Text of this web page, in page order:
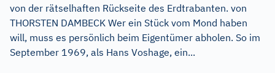
von der rätselhaften Rückseite des Erdtrabanten. von
THORSTEN DAMBECK Wer ein Stück vom Mond haben
will, muss es persönlich beim Eigentümer abholen. So im
September 1969, als Hans Voshage, ein...